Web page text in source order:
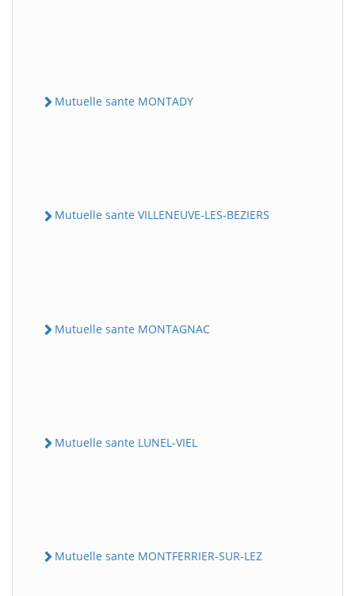
Mutuelle sante MONTADY
Mutuelle sante VILLENEUVE-LES-BEZIERS
Mutuelle sante MONTAGNAC
Mutuelle sante LUNEL-VIEL
Mutuelle sante MONTFERRIER-SUR-LEZ